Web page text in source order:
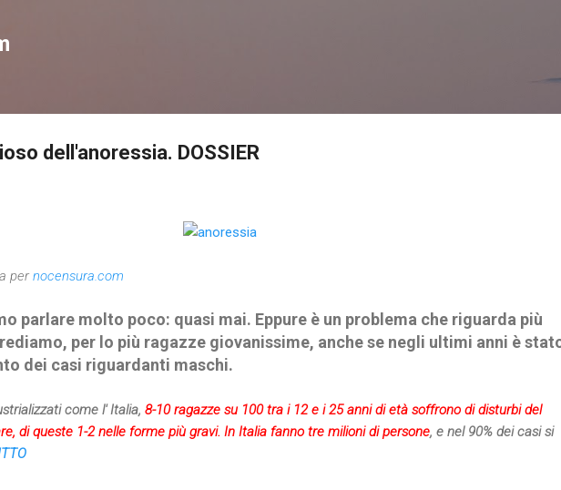
dell'anoressia. DOSSIER
pernocensura.com
parlare molto poco: quasi mai. Eppure è un problema che riguarda più
per lo più ragazze giovanissime, anche se negli ultimi anni è
dei casi riguardanti maschi.
come l' Italia, 8-10 ragazze su 100 tra i 12 e i 25 anni di età soffrono di disturbi del
di queste 1-2 nelle forme più gravi. In Italia fanno tre milioni di persone, e nel 90% dei casi si